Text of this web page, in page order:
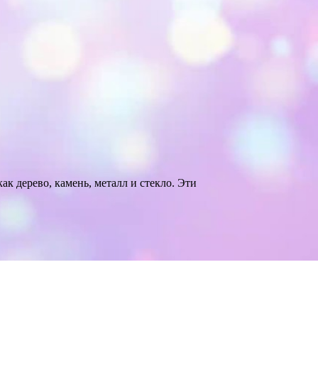
дерево, камень, металл и стекло. Эти